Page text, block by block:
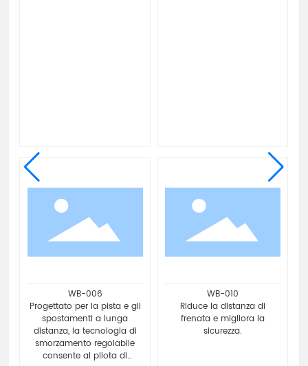
WB-006
Progettato per la pista e gli
spostamenti a lunga
distanza, la tecnologia di
smorzamento regolabile
consente al pilota di
WB-010
Riduce la distanza di
frenata e migliora la
sicurezza.